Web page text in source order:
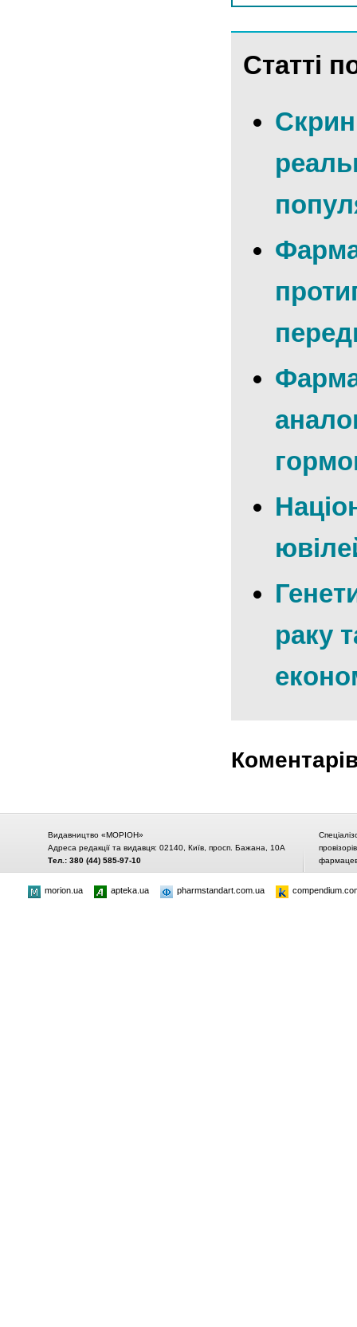
Статті
раку
Видавництво «МОРІОН»
Адреса редакції та видавця: 02140, Київ, просп. Бажана, 10А
Тел.: 380 (44) 585-97-10
morion.ua apteka.ua pharmstandart.com.ua